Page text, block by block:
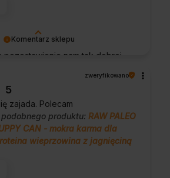
Komentarz sklepu
pozostawienie nam tak dobrej
recenzja potwierdza nasze
raz jeszcze i mamy
zobaczenia!
zweryfikowano
5
zajada. Polecam
produktu: RAW PALEO
CAN - mokra karma dla
wieprzowina z jagnięciną